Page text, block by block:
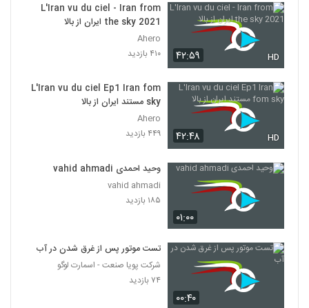
۴۲:۵۹ HD
L'Iran vu du ciel - Iran from
the sky 2021 ایران از بالا
Ahero
۴۱۰ بازدید
۴۲:۴۸ HD
L'Iran vu du ciel Ep1 Iran fom
sky مستند ایران از بالا
Ahero
۴۴۹ بازدید
۰۱:۰۰
وحید احمدی vahid ahmadi
vahid ahmadi
۱۸۵ بازدید
۰۰:۴۰
تست موتور پس از غرق شدن در آب
شرکت پویا صنعت - اسمارت لوگو
۷۴ بازدید